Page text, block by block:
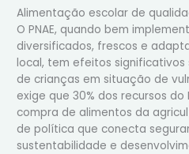
Alimentação escolar de
O PNAE, quando bem
diversificados, frescos e
local, tem efeitos
de crianças em situação de
exige que 30% dos recursos do
compra de alimentos da
de política que conecta
sustentabilidade e